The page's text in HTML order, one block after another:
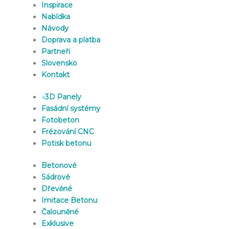
Inspirace
Nabídka
Návody
Doprava a platba
Partneři
Slovensko
Kontakt
»3D Panely
Fasádní systémy
Fotobeton
Frézování CNC
Potisk betonu
Betonové
Sádrové
Dřevěné
Imitace Betonu
Čalouněné
Exklusive